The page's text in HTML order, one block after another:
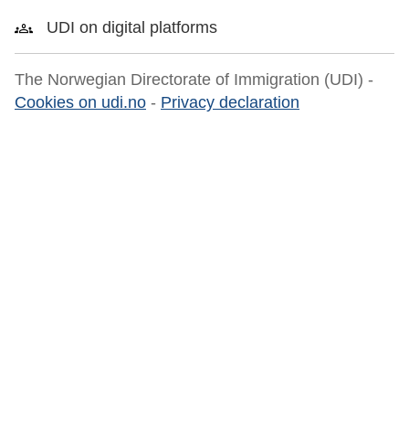
UDI on digital platforms
The Norwegian Directorate of Immigration (UDI) -
Cookies on udi.no - Privacy declaration